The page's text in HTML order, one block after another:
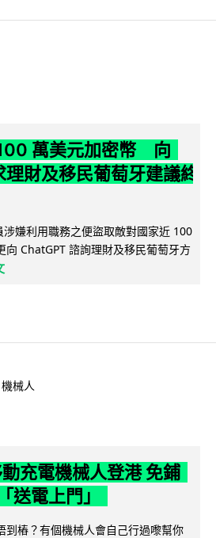
萬美元加密幣 向
財及移民葡萄牙建議終
嫌利用職務之便盜取敵對國家近 100
向 ChatGPT 諮詢理財及移民葡萄牙方
機械人
充電機械人登港 免鋪
送電上門」
到樁？有個機械人會自己行過嚟幫你